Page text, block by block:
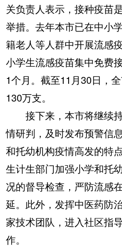
关负责人表示，接种疫苗
举措。去年本市已在中小
籍老人等人群中开展流感
小学生流感疫苗集中免费
1个月。截至11月30日，
130万支。
接下来，本市将继续持
情研判，及时发布预警信
和托幼机构疫情高发的特
生计生部门加强小学和托
况的督导检查，严防流感
延。此外，发挥中医药防
家技术团队，进入社区指
作。